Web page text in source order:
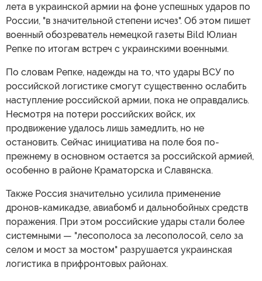
лета в украинской армии на фоне успешных ударов по
России, "в значительной степени исчез". Об этом пишет
военный обозреватель немецкой газеты Bild Юлиан
Репке по итогам встреч с украинскими военными.
По словам Репке, надежды на то, что удары ВСУ по
российской логистике смогут существенно ослабить
наступление российской армии, пока не оправдались.
Несмотря на потери российских войск, их
продвижение удалось лишь замедлить, но не
остановить. Сейчас инициатива на поле боя по-
прежнему в основном остается за российской армией,
особенно в районе Краматорска и Славянска.
Также Россия значительно усилила применение
дронов-камикадзе, авиабомб и дальнобойных средств
поражения. При этом российские удары стали более
системными — "лесополоса за лесополосой, село за
селом и мост за мостом" разрушается украинская
логистика в прифронтовых районах.